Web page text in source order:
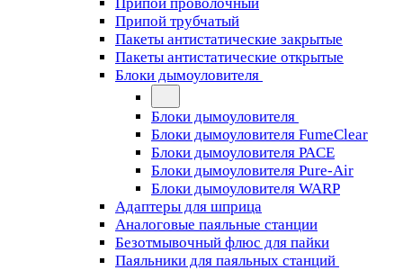
Припой трубчатый
Пакеты антистатические закрытые
Пакеты антистатические открытые
Блоки дымоуловителя
Блоки дымоуловителя
Блоки дымоуловителя FumeClear
Блоки дымоуловителя PACE
Блоки дымоуловителя Pure-Air
Блоки дымоуловителя WARP
Адаптеры для шприца
Аналоговые паяльные станции
Безотмывочный флюс для пайки
Паяльники для паяльных станций